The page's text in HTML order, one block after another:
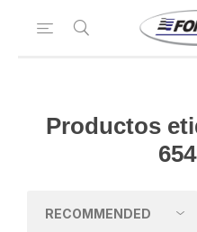
Productos